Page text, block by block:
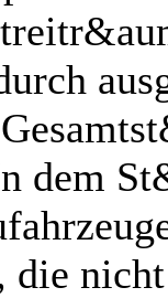
dem
die